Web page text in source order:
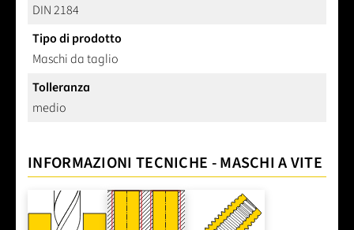
DIN 2184
Tipo di prodotto
Maschi da taglio
Tolleranza
medio
INFORMAZIONI TECNICHE - MASCHI A VITE